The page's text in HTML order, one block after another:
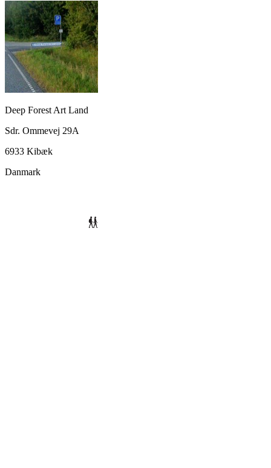
Deep Forest Art Land
Sdr. Ommevej 29A
6933 Kibæk
Danmark